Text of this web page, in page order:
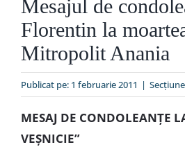
Organizare
Liturgic
Special
Mesajul de
Florentin la
Mitropolit Anania
Publicat pe: 1 februarie 2011 |
MESAJ DE CONDOLEANŢE
VEŞNICIE”